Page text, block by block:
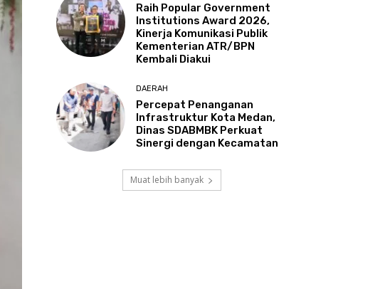
Raih Popular Government
Institutions Award 2026,
Kinerja Komunikasi Publik
Kementerian ATR/BPN
Kembali Diakui
DAERAH
Percepat Penanganan
Infrastruktur Kota Medan,
Dinas SDABMBK Perkuat
Sinergi dengan Kecamatan
Muat lebih banyak